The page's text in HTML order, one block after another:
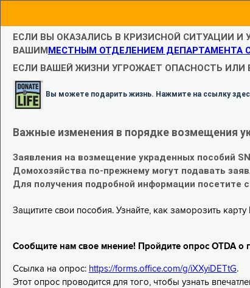
ЕСЛИ ВЫ ОКАЗАЛИСЬ В КРИЗИСНОЙ СИТУАЦИИ
ВАШИММЕСТНЫМ ОТДЕЛЕНИЕМ ДЕПАРТАМЕНТА
ЕСЛИ ВАШЕЙ ЖИЗНИ УГРОЖАЕТ ОПАСНОСТЬ
Вы можете подарить жизнь. Нажмите на ссылку
Важные изменения в порядке возмещения
Заявления на возмещение украденных пособий
Домохозяйства по-прежнему могут подавать
Для получения подробной информации посетите
Защитите свои пособия. Узнайте, как заморозить
Сообщите нам свое мнение! Пройдите опрос OTDA о
Ссылка на опрос: https://forms.office.com/g/iXXyiDETtG.
Этот опрос проводится для того, чтобы узнать